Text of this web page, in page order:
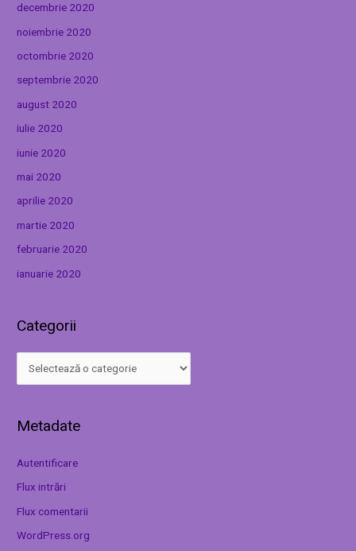
decembrie 2020
noiembrie 2020
octombrie 2020
septembrie 2020
august 2020
iulie 2020
iunie 2020
mai 2020
aprilie 2020
martie 2020
februarie 2020
ianuarie 2020
Categorii
Metadate
Autentificare
Flux intrări
Flux comentarii
WordPress.org